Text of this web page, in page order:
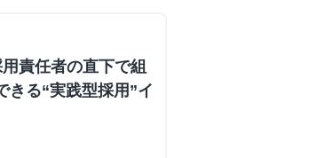
責任者の直下で組
きる“実践型採用”イ